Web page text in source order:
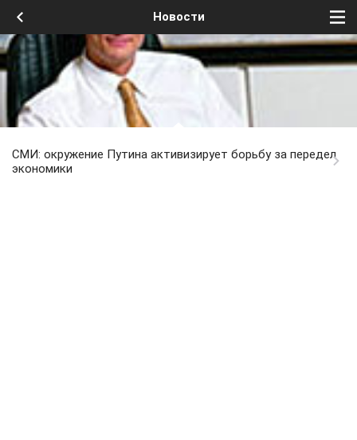
Новости
СМИ: окружение Путина активизирует борьбу за передел
экономики